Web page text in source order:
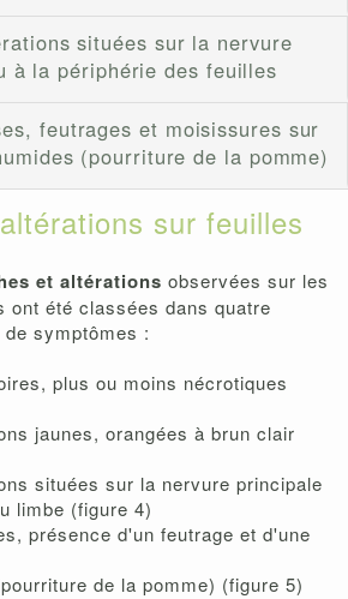
situées sur la nervure
à la périphérie des feuilles
feutrages et moisissures sur
(pourriture de la pomme)
sur feuilles
et altérations observées sur les
ont été classées dans quatre
symptômes :
plus ou moins nécrotiques
jaunes, orangées à brun clair
situées sur la nervure principale
limbe (figure 4)
présence d'un feutrage et d'une
de la pomme) (figure 5)